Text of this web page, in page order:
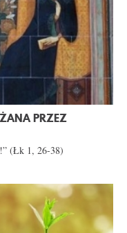
PRZEZ
(Łk 1, 26-38)